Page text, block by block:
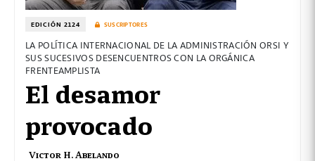
EDICIÓN 2124 SUSCRIPTORES
LA POLÍTICA INTERNACIONAL DE LA ADMINISTRACIÓN ORSI Y
SUS SUCESIVOS DESENCUENTROS CON LA ORGÁNICA
FRENTEAMPLISTA
El desamor
provocado
Victor H. Abelando